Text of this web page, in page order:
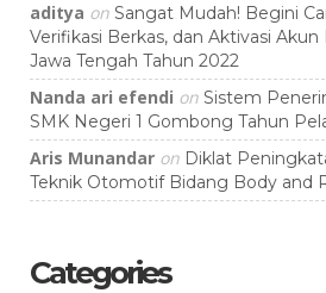
aditya on Sangat Mudah! Begini
Verifikasi Berkas, dan Aktivasi
Jawa Tengah Tahun 2022
Nanda ari efendi on Sistem
SMK Negeri 1 Gombong Tahun
Aris Munandar on Diklat
Teknik Otomotif Bidang Body and
Categories